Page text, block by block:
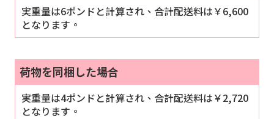
実重量は6ポンドと計算され、合計配送料は￥6,600
となります。
荷物を同梱した場合
実重量は4ポンドと計算され、合計配送料は￥2,720
となります。